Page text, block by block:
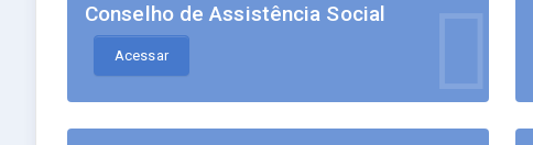
Conselho de Assistência Social
Acessar